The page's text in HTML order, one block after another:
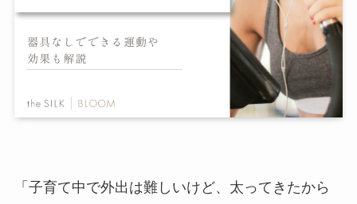
「子育て中で外出は難しいけど、太ってきたから